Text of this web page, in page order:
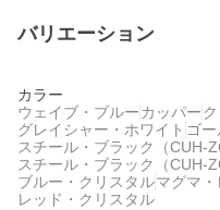
バリエーション
カラー
ウェイブ・ブルー カッパー
グレイシャー・ホワイト ゴー
スチール・ブラック（CUH-
スチール・ブラック（CUH-
ブルー・クリスタルマグマ・
レッド・クリスタル